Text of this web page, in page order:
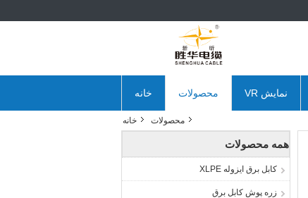
خانه محصولات نمایش VR
خانه محصولات
همه محصولات
کابل برق ایزوله XLPE
زره پوش کابل برق